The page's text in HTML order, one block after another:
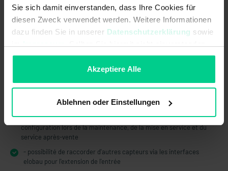
Sie sich damit einverstanden, dass Ihre Cookies für
diesen Zweck verwendet werden. Weitere Informationen
dazu finden Sie in unserer Datenschutzerklärung sowie
sein, können Sie die Verwendung von Cookies hier
Akzeptiere Alle
Ablehnen oder Einstellungen
- réalisation de jusqu'à 4 fonctions de sécurité dans une variante
d'appareil (variable selon la variante)
fonction des exigences, permet une solution économique
- plus de fonctions pour moins d'espace dans l'armoire de
- économique et sûr grâce à l'identification claire de la
configuration lors de la maintenance, de la mise en service et du
service après-vente
- possibilité de raccorder d'autres capteurs via les interfaces
elobau pour l'extension de l'entrée